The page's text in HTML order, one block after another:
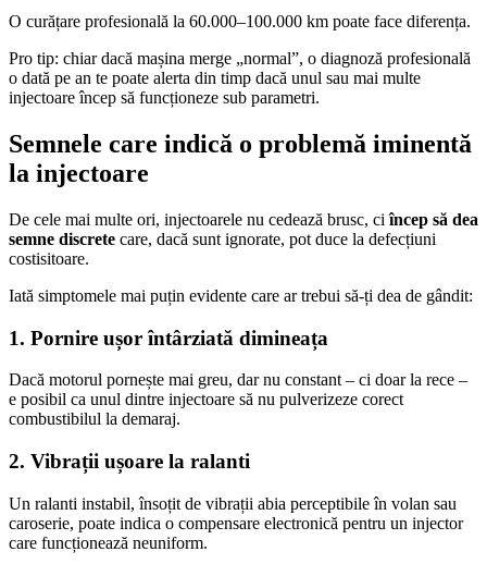
O curățare profesională la 60.000–100.000 km poate face diferența.
Pro tip: chiar dacă mașina merge „normal”, o diagnoză profesională
o dată pe an te poate alerta din timp dacă unul sau mai multe
injectoare încep să funcționeze sub parametri.
Semnele care indică o problemă iminentă
la injectoare
De cele mai multe ori, injectoarele nu cedează brusc, ciîncep să dea
semne discrete care, dacă sunt ignorate, pot duce la defecțiuni
costisitoare.
Iată simptomele mai puțin evidente care ar trebui să-ți dea de gândit:
1. Pornire ușor întârziată dimineața
Dacă motorul pornește mai greu, dar nu constant – ci doar la rece –
e posibil ca unul dintre injectoare să nu pulverizeze corect
combustibilul la demaraj.
2. Vibrații ușoare la ralanti
Un ralanti instabil, însoțit de vibrații abia perceptibile în volan sau
caroserie, poate indica o compensare electronică pentru un injector
care funcționează neuniform.